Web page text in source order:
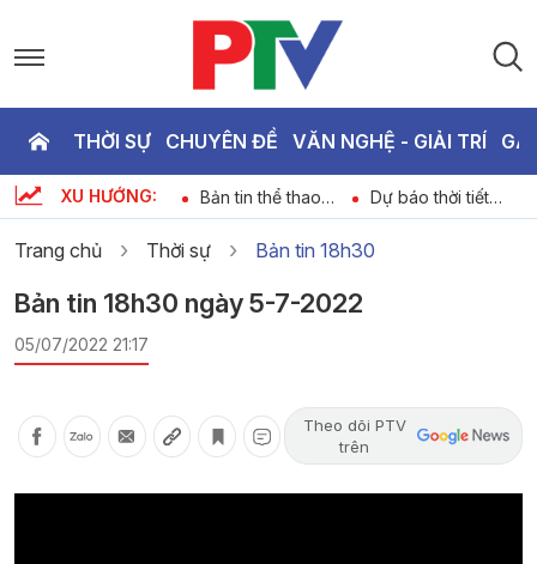
THỜI SỰ CHUYÊN ĐỀ VĂN NGHỆ - GIẢI TRÍ
XU HƯỚNG:
Giới thiệu phim
ngày 08-08-2026
Bản tin thể thao
ngày 07-08-2026
Dự báo thời tiết
ngày 07-08-2026
Trang chủ Thời sự Bản tin 18h30
Bản tin 18h30 ngày 5-7-2022
05/07/2022 21:17
Theo dõi PTV
trên